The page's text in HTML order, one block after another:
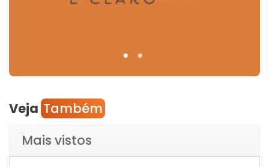
Veja Também
Mais vistos